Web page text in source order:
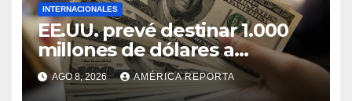
INTERNACIONALES
EE.UU. prevé destinar 1.000
millones de dólares a
Colombia para un paquete de
seguridad
AGO 8, 2026 AMÉRICA REPORTA